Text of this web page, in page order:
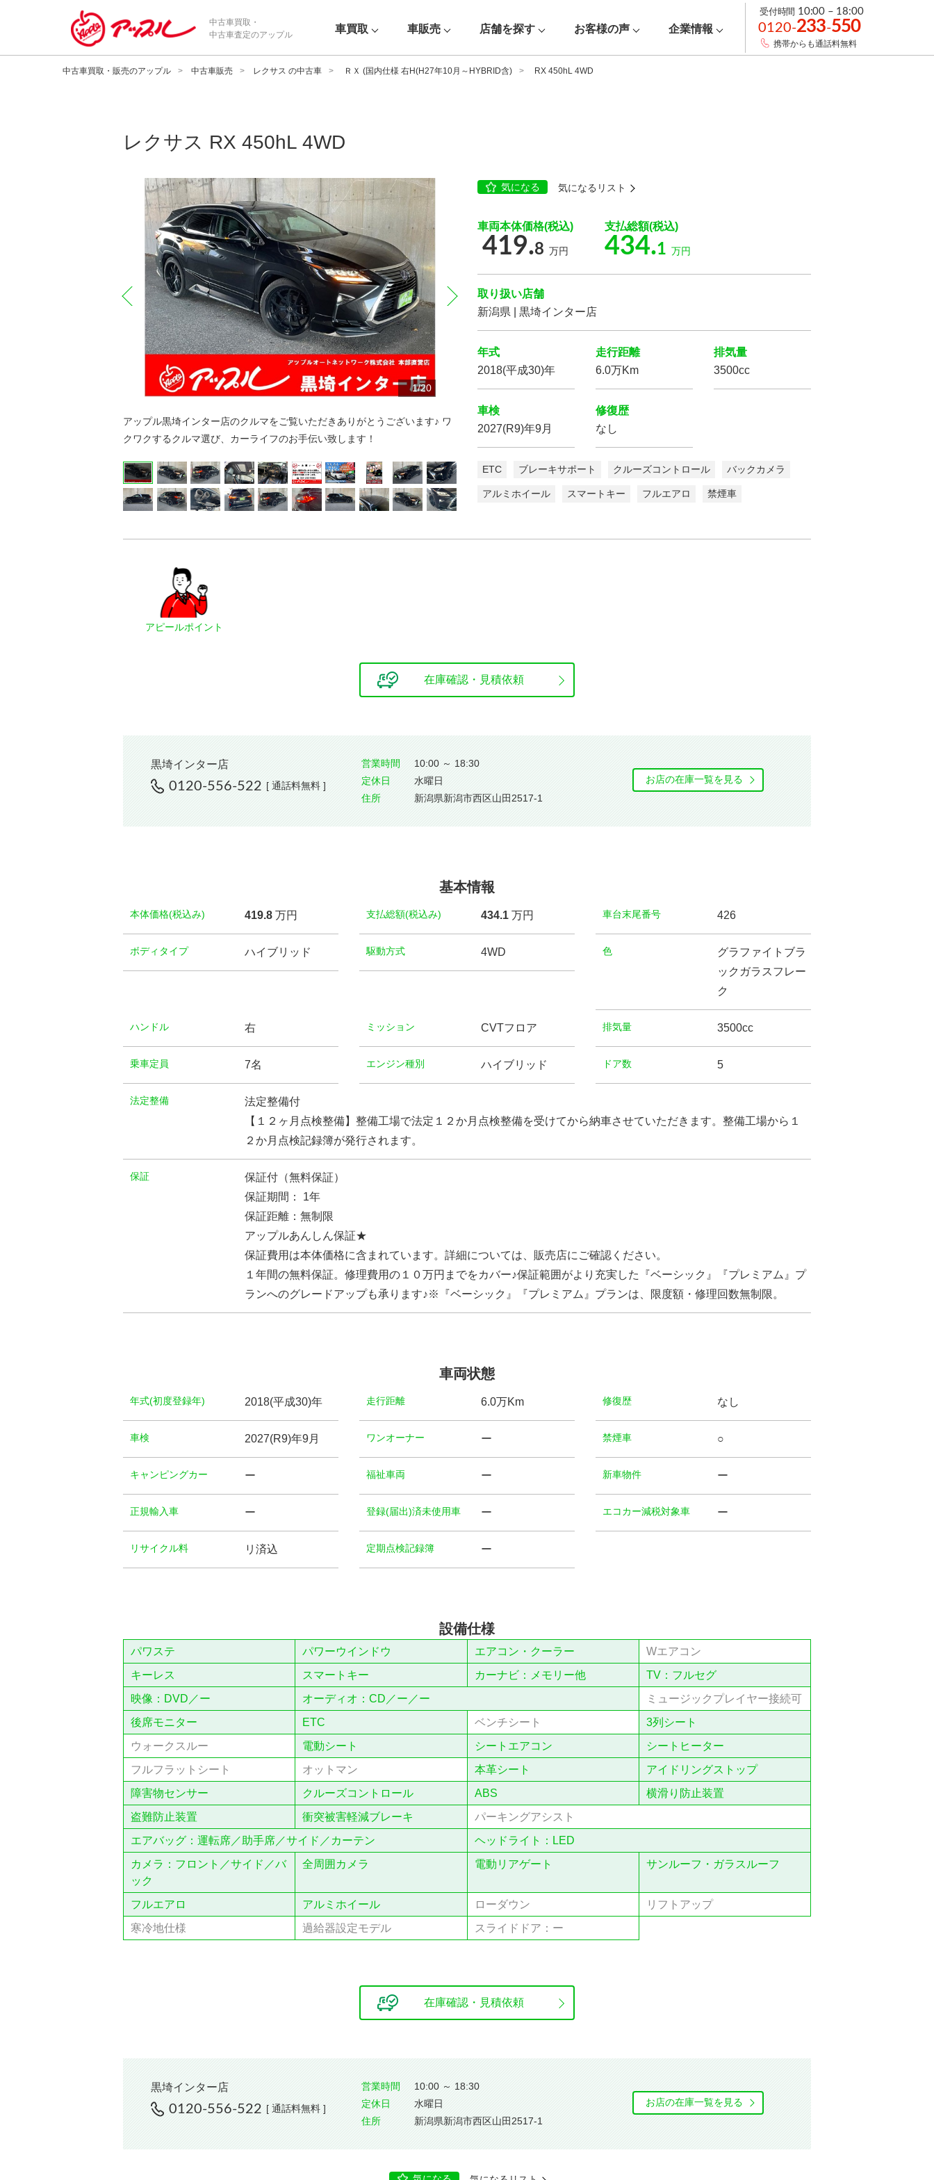
中古車買取・
中古車査定のアップル
車買取 車販売 店舗を探す お客様の声 企業情報
受付時間 10:00 – 18:00
0120-233-550
携帯からも通話料無料
中古車買取・販売のアップル 中古車販売 レクサス の中古車 ＲＸ (国内仕様 右H(H27年10月～HYBRID含) RX 450hL 4WD
レクサス RX 450hL 4WD
気になる 気になるリスト
1/20
アップル黒埼インター店のクルマをご覧いただきありがとうございます♪ ワ
クワクするクルマ選び、カーライフのお手伝い致します！
2 20
3 20
4 20
5 20
6 20
7 20
8 20
9 20
10 20
11 20
12 20
13 20
14 20
15 20
16 20
17 20
18 20
19 20
20 20
prev next
車両本体価格(税込)
419.8 万円
支払総額(税込)
434.1 万円
取り扱い店舗
新潟県 | 黒埼インター店
年式
2018(平成30)年
走行距離
6.0万Km
排気量
3500cc
車検
2027(R9)年9月
修復歴
なし
ETC ブレーキサポート クルーズコントロール バックカメラ
アルミホイール スマートキー フルエアロ 禁煙車
アピールポイント
在庫確認・見積依頼
黒埼インター店
0120-556-522 [ 通話料無料 ]
営業時間
10:00 ～ 18:30
定休⽇
水曜日
住所
新潟県新潟市西区山田2517-1
お店の在庫⼀覧を⾒る
基本情報
本体価格(税込み) 419.8 万円 支払総額(税込み) 434.1 万円 車台末尾番号 426
ボディタイプ ハイブリッド 駆動方式 4WD ⾊
グラファイトブラ
ックガラスフレー
ク
ハンドル 右 ミッション CVTフロア 排気量 3500cc
乗車定員 7名 エンジン種別 ハイブリッド ドア数 5
法定整備
法定整備付
【１２ヶ月点検整備】整備工場で法定１２か月点検整備を受けてから納車させていただきます。整備工場から１
２か月点検記録簿が発行されます。
保証
保証付（無料保証）
保証期間： 1年
保証距離：無制限
アップルあんしん保証★
保証費用は本体価格に含まれています。詳細については、販売店にご確認ください。
１年間の無料保証。修理費用の１０万円までをカバー♪保証範囲がより充実した『ベーシック』『プレミアム』プ
ランへのグレードアップも承ります♪※『ベーシック』『プレミアム』プランは、限度額・修理回数無制限。
車両状態
年式(初度登録年) 2018(平成30)年 ⾛⾏距離 6.0万Km 修復歴 なし
⾞検 2027(R9)年9月 ワンオーナー ー 禁煙⾞ ○
キャンピングカー ー 福祉⾞両 ー 新車物件 ー
正規輸入車 ー 登録(届出)済未使用車 ー エコカー減税対象車 ー
リサイクル料 リ済込 定期点検記録簿 ー
設備仕様
パワステ パワーウインドウ エアコン・クーラー
Wエアコン
キーレス
スマートキー カーナビ：メモリー他
TV：フルセグ
映像：DVD／ー
オーディオ：CD／ー／ー
ミュージックプレイヤー接続可
後席モニター
ETC ベンチシート
3列シート
ウォークスルー
電動シート シートエアコン
シートヒーター
フルフラットシート
オットマン 本⾰シート
アイドリングストップ
障害物センサー
クルーズコントロール ABS
横滑り防止装置
盗難防止装置
衝突被害軽減ブレーキ
パーキングアシスト
エアバッグ：運転席／助手席／サイド／カーテン
ヘッドライト：LED
カメラ：フロント／サイド／バ
ック
全周囲カメラ 電動リアゲート サンルーフ・ガラスルーフ
フルエアロ アルミホイール ローダウン
リフトアップ
寒冷地仕様
過給器設定モデル スライドドア：ー
在庫確認・見積依頼
黒埼インター店
0120-556-522 [ 通話料無料 ]
営業時間
10:00 ～ 18:30
定休⽇
水曜日
住所
新潟県新潟市西区山田2517-1
お店の在庫⼀覧を⾒る